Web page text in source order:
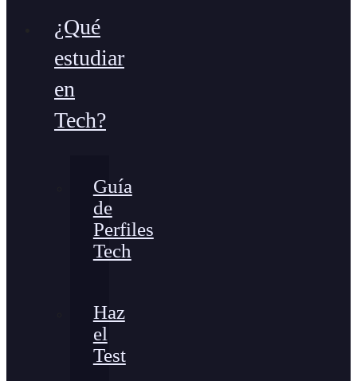
¿Qué
estudiar
en
Tech?
Guía
de
Perfiles
Tech
Haz
el
Test